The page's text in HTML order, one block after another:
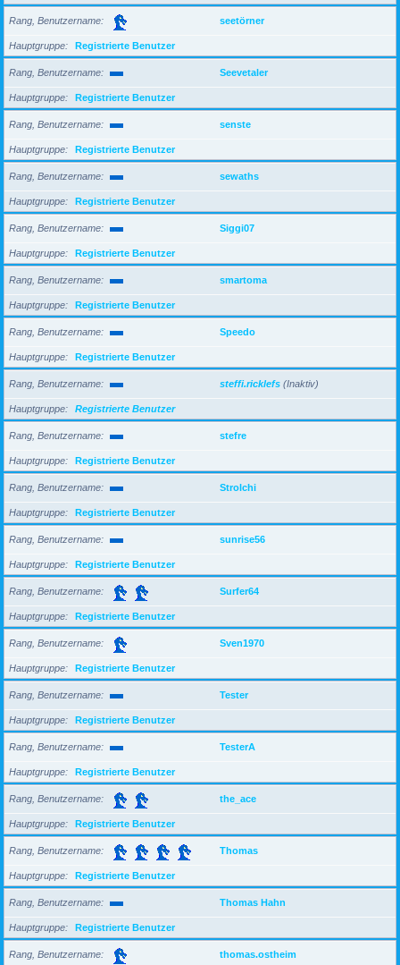
Rang, Benutzername seetörner
Hauptgruppe Registrierte Benutzer
Rang, Benutzername Seevetaler
Hauptgruppe Registrierte Benutzer
Rang, Benutzername senste
Hauptgruppe Registrierte Benutzer
Rang, Benutzername sewaths
Hauptgruppe Registrierte Benutzer
Rang, Benutzername Siggi07
Hauptgruppe Registrierte Benutzer
Rang, Benutzername smartoma
Hauptgruppe Registrierte Benutzer
Rang, Benutzername Speedo
Hauptgruppe Registrierte Benutzer
Rang, Benutzername steffi.ricklefs (Inaktiv)
Hauptgruppe Registrierte Benutzer
Rang, Benutzername stefre
Hauptgruppe Registrierte Benutzer
Rang, Benutzername Strolchi
Hauptgruppe Registrierte Benutzer
Rang, Benutzername sunrise56
Hauptgruppe Registrierte Benutzer
Rang, Benutzername Surfer64
Hauptgruppe Registrierte Benutzer
Rang, Benutzername Sven1970
Hauptgruppe Registrierte Benutzer
Rang, Benutzername Tester
Hauptgruppe Registrierte Benutzer
Rang, Benutzername TesterA
Hauptgruppe Registrierte Benutzer
Rang, Benutzername the_ace
Hauptgruppe Registrierte Benutzer
Rang, Benutzername Thomas
Hauptgruppe Registrierte Benutzer
Rang, Benutzername Thomas Hahn
Hauptgruppe Registrierte Benutzer
Rang, Benutzername thomas.ostheim